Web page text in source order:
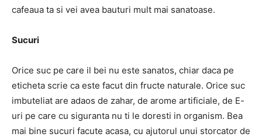
cafeaua ta si vei avea bauturi mult mai sanatoase.
Sucuri
Orice suc pe care il bei nu este sanatos, chiar daca pe
eticheta scrie ca este facut din fructe naturale. Orice suc
imbuteliat are adaos de zahar, de arome artificiale, de E-
uri pe care cu siguranta nu ti le doresti in organism. Bea
mai bine sucuri facute acasa, cu ajutorul unui storcator de